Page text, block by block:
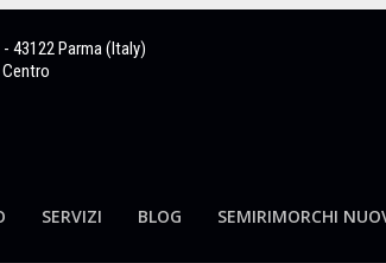
43122 Parma (Italy)
SERVIZI BLOG SEMIRIMORCHI